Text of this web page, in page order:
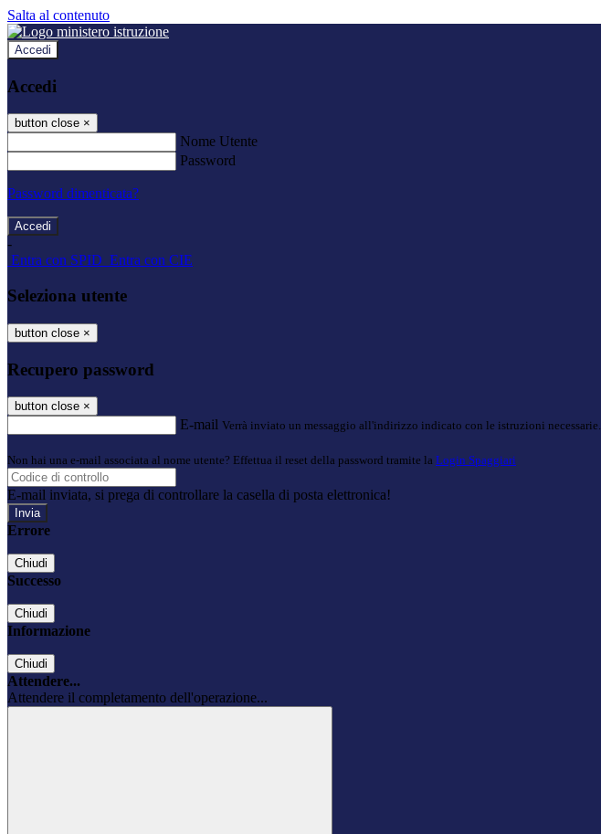
Salta al contenuto
Accedi
Accedi
button close ×
Nome Utente
Password
Password dimenticata?
-
Entra con SPID Entra con CIE
Seleziona utente
button close ×
Recupero password
button close ×
E-mail Verrà inviato un messaggio all'indirizzo indicato con le istruzioni necessarie.
Non hai una e-mail associata al nome utente? Effettua il reset della password tramite la Login Spaggiari
E-mail inviata, si prega di controllare la casella di posta elettronica!
Errore
Chiudi
Successo
Chiudi
Informazione
Chiudi
Attendere...
Attendere il completamento dell'operazione...